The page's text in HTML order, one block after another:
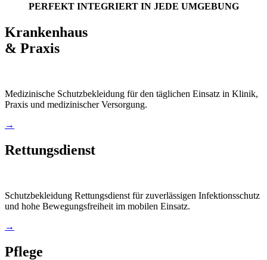
PERFEKT INTEGRIERT IN JEDE UMGEBUNG
Krankenhaus
& Praxis
Medizinische Schutzbekleidung für den täglichen Einsatz in Klinik,
Praxis und medizinischer Versorgung.
→
Rettungsdienst
Schutzbekleidung Rettungsdienst für zuverlässigen Infektionsschutz
und hohe Bewegungsfreiheit im mobilen Einsatz.
→
Pflege